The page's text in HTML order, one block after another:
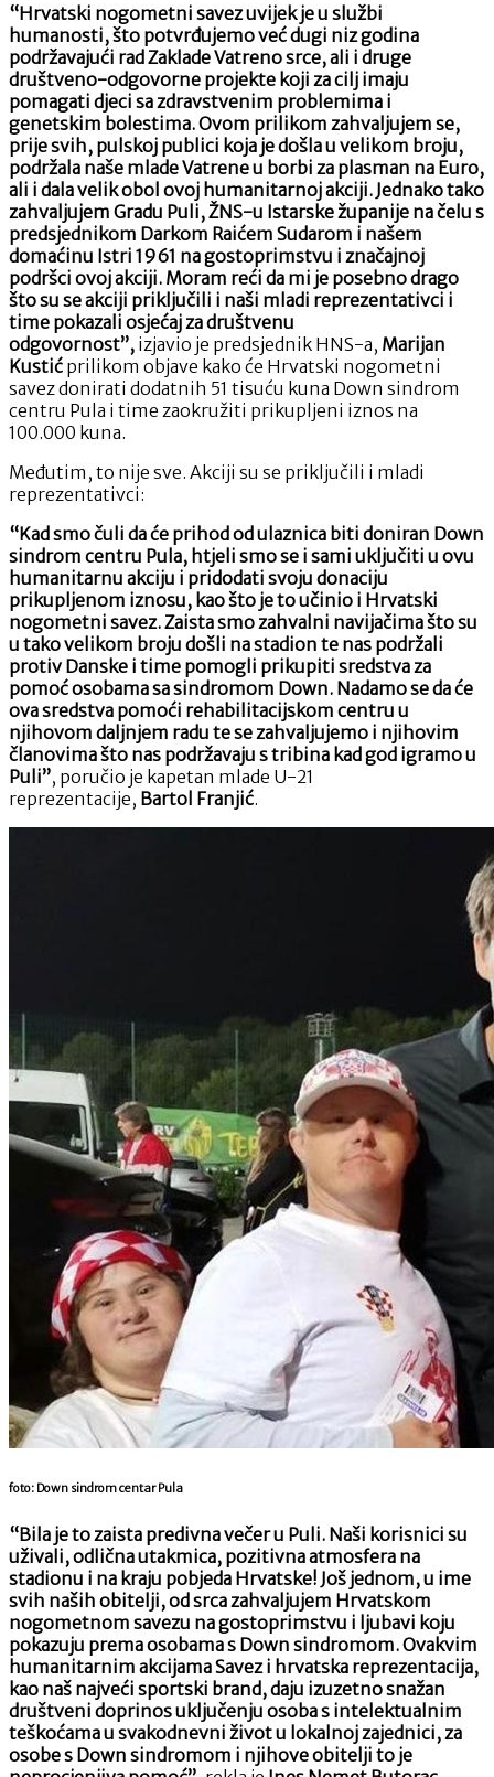
“Hrvatski nogometni savez uvijek je u službi
humanosti, što potvrđujemo već dugi niz godina
podržavajući rad Zaklade Vatreno srce, ali i druge
društveno-odgovorne projekte koji za cilj imaju
pomagati djeci sa zdravstvenim problemima i
genetskim bolestima. Ovom prilikom zahvaljujem se,
prije svih, pulskoj publici koja je došla u velikom broju,
podržala naše mlade Vatrene u borbi za plasman na Euro,
ali i dala velik obol ovoj humanitarnoj akciji. Jednako tako
zahvaljujem Gradu Puli, ŽNS-u Istarske županije na čelu s
predsjednikom Darkom Raićem Sudarom i našem
domaćinu Istri 1961 na gostoprimstvu i značajnoj
podršci ovoj akciji. Moram reći da mi je posebno drago
što su se akciji priključili i naši mladi reprezentativci i
time pokazali osjećaj za društvenu
odgovornost”, izjavio je predsjednik HNS-a, Marijan
Kustić prilikom objave kako će Hrvatski nogometni
savez donirati dodatnih 51 tisuću kuna Down sindrom
centru Pula i time zaokružiti prikupljeni iznos na
100.000 kuna.
Međutim, to nije sve. Akciji su se priključili i mladi
reprezentativci:
“Kad smo čuli da će prihod od ulaznica biti doniran Down
sindrom centru Pula, htjeli smo se i sami uključiti u ovu
humanitarnu akciju i pridodati svoju donaciju
prikupljenom iznosu, kao što je to učinio i Hrvatski
nogometni savez. Zaista smo zahvalni navijačima što su
u tako velikom broju došli na stadion te nas podržali
protiv Danske i time pomogli prikupiti sredstva za
pomoć osobama sa sindromom Down. Nadamo se da će
ova sredstva pomoći rehabilitacijskom centru u
njihovom daljnjem radu te se zahvaljujemo i njihovim
članovima što nas podržavaju s tribina kad god igramo u
Puli”, poručio je kapetan mlade U-21
reprezentacije, Bartol Franjić.
foto: Down sindrom centar Pula
“Bila je to zaista predivna večer u Puli. Naši korisnici su
uživali, odlična utakmica, pozitivna atmosfera na
stadionu i na kraju pobjeda Hrvatske! Još jednom, u ime
svih naših obitelji, od srca zahvaljujem Hrvatskom
nogometnom savezu na gostoprimstvu i ljubavi koju
pokazuju prema osobama s Down sindromom. Ovakvim
humanitarnim akcijama Savez i hrvatska reprezentacija,
kao naš najveći sportski brand, daju izuzetno snažan
društveni doprinos uključenju osoba s intelektualnim
teškoćama u svakodnevni život u lokalnoj zajednici, za
osobe s Down sindromom i njihove obitelji to je